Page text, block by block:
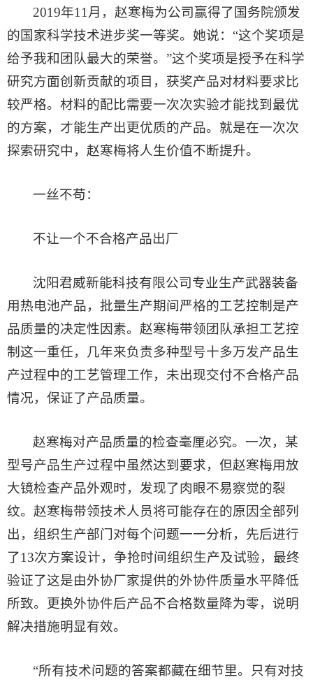
2019年11月，赵寒梅为公司赢得了国务院颁发
的国家科学技术进步奖一等奖。她说：“这个奖项是
给予我和团队最大的荣誉。”这个奖项是授予在科学
研究方面创新贡献的项目，获奖产品对材料要求比
较严格。材料的配比需要一次次实验才能找到最优
的方案，才能生产出更优质的产品。就是在一次次
探索研究中，赵寒梅将人生价值不断提升。
一丝不苟：
不让一个不合格产品出厂
沈阳君威新能科技有限公司专业生产武器装备
用热电池产品，批量生产期间严格的工艺控制是产
品质量的决定性因素。赵寒梅带领团队承担工艺控
制这一重任，几年来负责多种型号十多万发产品生
产过程中的工艺管理工作，未出现交付不合格产品
情况，保证了产品质量。
赵寒梅对产品质量的检查毫厘必究。一次，某
型号产品生产过程中虽然达到要求，但赵寒梅用放
大镜检查产品外观时，发现了肉眼不易察觉的裂
纹。赵寒梅带领技术人员将可能存在的原因全部列
出，组织生产部门对每个问题一一分析，先后进行
了13次方案设计，争抢时间组织生产及试验，最终
验证了这是由外协厂家提供的外协件质量水平降低
所致。更换外协件后产品不合格数量降为零，说明
解决措施明显有效。
“所有技术问题的答案都藏在细节里。只有对技